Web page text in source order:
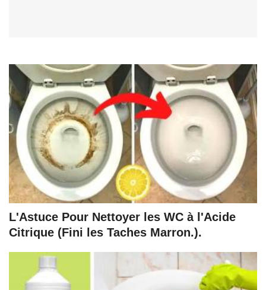
L'Astuce Pour Nettoyer les WC à l'Acide
Citrique (Fini les Taches Marron.).